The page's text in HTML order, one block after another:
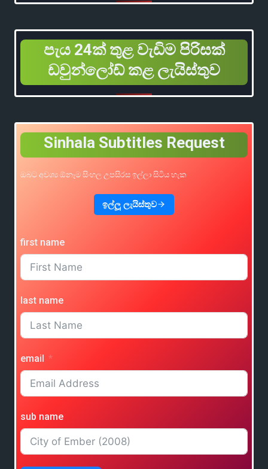
පැය 24ක් තුළ වැඩිම පිරිසක්
ඩවුන්ලෝඩ් කළ ලැයිස්තුව
Sinhala Subtitles Request
ඔබට අවශ්‍ය ඕනෑම සිංහල උපසිරස ඉල්ලා සිටිය හැක
ඉල්ලූ ලැයිස්තුව
first name
last name
email
sub name